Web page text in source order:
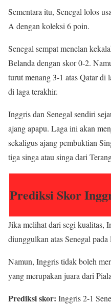
Sementara itu, Senegal lolos
A dengan koleksi 6 poin.
Senegal sempat menelan
Belanda dengan skor 0-2.
turut menang 3-1 atas Qatar di
di laga terakhir.
Inggris dan Senegal sendiri
ajang apapu. Laga ini akan
sekaligus ajang pembuktian
tiga singa atau singa dari
Prediksi Skor
Jika melihat dari segi kualitas,
diunggulkan atas Senegal pada
Namun, Inggris tidak boleh
yang merupakan juara dari
Prediksi skor: Inggris 2-1